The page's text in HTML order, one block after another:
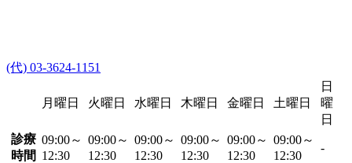
(代) 03-3624-1151
月曜日 火曜日 水曜日 木曜日 金曜日 土曜日
日
曜
日
診療
時間
09:00～
12:30
09:00～
12:30
09:00～
12:30
09:00～
12:30
09:00～
12:30
09:00～
12:30
-